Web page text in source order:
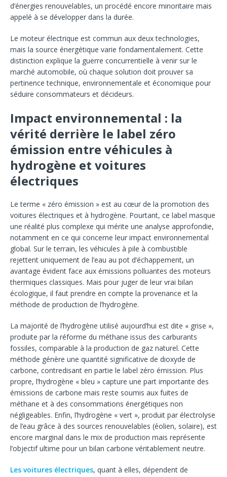
d’énergies renouvelables, un procédé encore minoritaire mais
appelé à se développer dans la durée.
Le moteur électrique est commun aux deux technologies,
mais la source énergétique varie fondamentalement. Cette
distinction explique la guerre concurrentielle à venir sur le
marché automobile, où chaque solution doit prouver sa
pertinence technique, environnementale et économique pour
séduire consommateurs et décideurs.
Impact environnemental : la
vérité derrière le label zéro
émission entre véhicules à
hydrogène et voitures
électriques
Le terme « zéro émission » est au cœur de la promotion des
voitures électriques et à hydrogène. Pourtant, ce label masque
une réalité plus complexe qui mérite une analyse approfondie,
notamment en ce qui concerne leur impact environnemental
global. Sur le terrain, les véhicules à pile à combustible
rejettent uniquement de l’eau au pot d’échappement, un
avantage évident face aux émissions polluantes des moteurs
thermiques classiques. Mais pour juger de leur vrai bilan
écologique, il faut prendre en compte la provenance et la
méthode de production de l’hydrogène.
La majorité de l’hydrogène utilisé aujourd’hui est dite « grise »,
produite par la réforme du méthane issus des carburants
fossiles, comparable à la production de gaz naturel. Cette
méthode génère une quantité significative de dioxyde de
carbone, contredisant en partie le label zéro émission. Plus
propre, l’hydrogène « bleu » capture une part importante des
émissions de carbone mais reste soumis aux fuites de
méthane et à des consommations énergétiques non
négligeables. Enfin, l’hydrogène « vert », produit par électrolyse
de l’eau grâce à des sources renouvelables (éolien, solaire), est
encore marginal dans le mix de production mais représente
l’objectif ultime pour un bilan carbone véritablement neutre.
Les voitures électriques, quant à elles, dépendent de